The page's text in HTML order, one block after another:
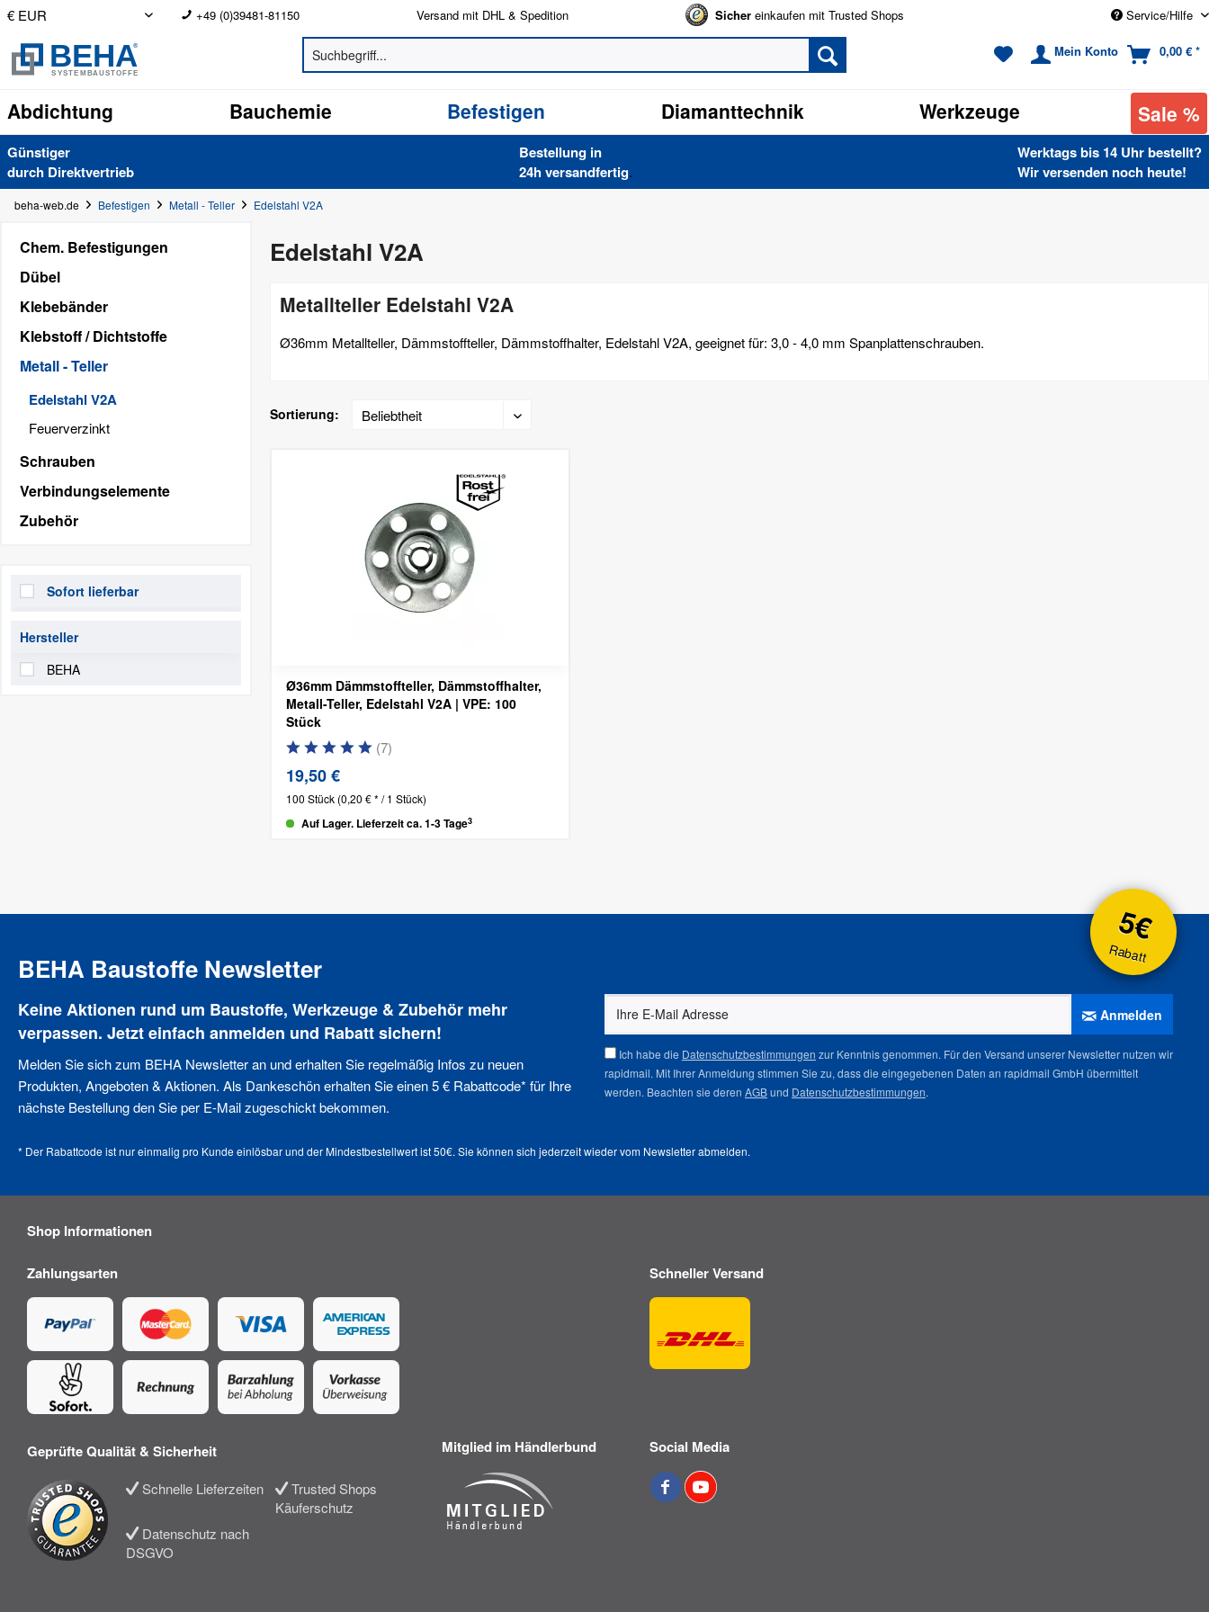
+49 (0)39481-81150 Versand mit DHL & Spedition Sicher einkaufen mit Trusted Shops Service/Hilfe
Mein Konto 0,00 € *
Abdichtung Bauchemie Befestigen Diamanttechnik Werkzeuge Sale %
Günstiger
durch Direkt­vertrieb
Bestellung in
24h versand­fertig.
Werktags bis 14 Uhr bestellt?
Wir versenden noch heute!
beha-web.de Befestigen Metall - Teller Edelstahl V2A
Chem. Befestigungen
Dübel
Klebebänder
Klebstoff / Dichtstoffe
Metall - Teller
Edelstahl V2A
Feuerverzinkt
Schrauben
Verbindungselemente
Zubehör
Sofort lieferbar
Hersteller
BEHA
Edelstahl V2A
Metallteller Edelstahl V2A
Ø36mm Metallteller, Dämmstoffteller, Dämmstoffhalter, Edelstahl V2A, geeignet für: 3,0 - 4,0 mm Spanplattenschrauben.
Sortierung:
Ø36mm Dämmstoffteller, Dämmstoffhalter,
Metall-Teller, Edelstahl V2A | VPE: 100
Stück
(7)
19,50 €
100 Stück (0,20 € * / 1 Stück)
Auf Lager. Lieferzeit ca. 1-3 Tage3
5€
Rabatt
BEHA Baustoffe Newsletter
Keine Aktionen rund um Baustoffe, Werkzeuge & Zubehör mehr
verpassen. Jetzt einfach anmelden und Rabatt sichern!
Melden Sie sich zum BEHA Newsletter an und erhalten Sie regelmäßig Infos zu neuen
Produkten, Angeboten & Aktionen. Als Dankeschön erhalten Sie einen 5 € Rabattcode* für Ihre
nächste Bestellung den Sie per E-Mail zugeschickt bekommen.
Anmelden
Ich habe die Datenschutzbestimmungen zur Kenntnis genommen. Für den Versand unserer Newsletter nutzen wir
rapidmail. Mit Ihrer Anmeldung stimmen Sie zu, dass die eingegebenen Daten an rapidmail GmbH übermittelt
werden. Beachten sie deren AGBund Datenschutzbestimmungen.
* Der Rabattcode ist nur einmalig pro Kunde einlösbar und der Mindestbestellwert ist 50€. Sie können sich jederzeit wieder vom Newsletter abmelden.
Shop Informationen
Zahlungsarten Schneller Versand
Geprüfte Qualität & Sicherheit
Schnelle Lieferzeiten
Trusted Shops
Käuferschutz
Datenschutz nach
DSGVO
Mitglied im Händlerbund Social Media